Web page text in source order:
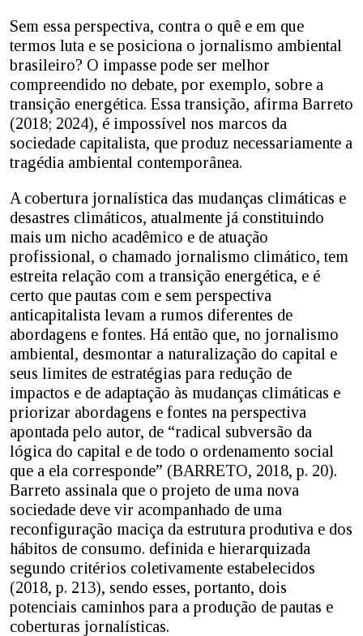
Sem essa perspectiva, contra o quê e em que
termos luta e se posiciona o jornalismo ambiental
brasileiro? O impasse pode ser melhor
compreendido no debate, por exemplo, sobre a
transição energética. Essa transição, afirma Barreto
(2018; 2024), é impossível nos marcos da
sociedade capitalista, que produz necessariamente a
tragédia ambiental contemporânea.
A cobertura jornalística das mudanças climáticas e
desastres climáticos, atualmente já constituindo
mais um nicho acadêmico e de atuação
profissional, o chamado jornalismo climático, tem
estreita relação com a transição energética, e é
certo que pautas com e sem perspectiva
anticapitalista levam a rumos diferentes de
abordagens e fontes. Há então que, no jornalismo
ambiental, desmontar a naturalização do capital e
seus limites de estratégias para redução de
impactos e de adaptação às mudanças climáticas e
priorizar abordagens e fontes na perspectiva
apontada pelo autor, de “radical subversão da
lógica do capital e de todo o ordenamento social
que a ela corresponde” (BARRETO, 2018, p. 20).
Barreto assinala que o projeto de uma nova
sociedade deve vir acompanhado de uma
reconfiguração maciça da estrutura produtiva e dos
hábitos de consumo. definida e hierarquizada
segundo critérios coletivamente estabelecidos
(2018, p. 213), sendo esses, portanto, dois
potenciais caminhos para a produção de pautas e
coberturas jornalísticas.